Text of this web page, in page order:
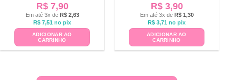
R$7,90
Em até 3x de R$2,63
R$ 7,51 no pix
ADICIONAR AO
CARRINHO
R$3,90
Em até 3x de R$1,30
R$ 3,71 no pix
ADICIONAR AO
CARRINHO